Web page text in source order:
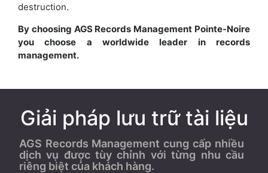
destruction.
By choosing AGS Records Management Pointe-Noire
you choose a worldwide leader in records
management.
Giải pháp lưu trữ tài liệu
AGS Records Management cung cấp nhiều
dịch vụ được tùy chỉnh với từng nhu cầu
riêng biệt của khách hàng.